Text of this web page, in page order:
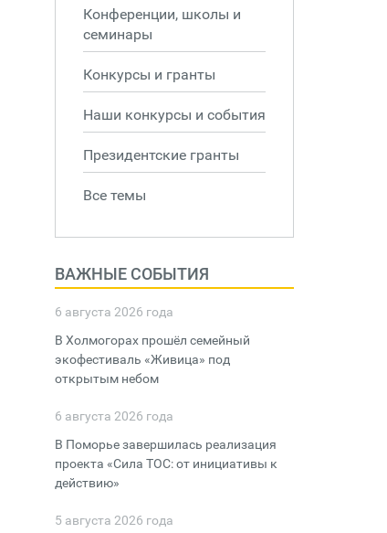
Конференции, школы и
семинары
Конкурсы и гранты
Наши конкурсы и события
Президентские гранты
Все темы
ВАЖНЫЕ СОБЫТИЯ
6 августа 2026 года
В Холмогорах прошёл семейный
экофестиваль «Живица» под
открытым небом
6 августа 2026 года
В Поморье завершилась реализация
проекта «Сила ТОС: от инициативы к
действию»
5 августа 2026 года